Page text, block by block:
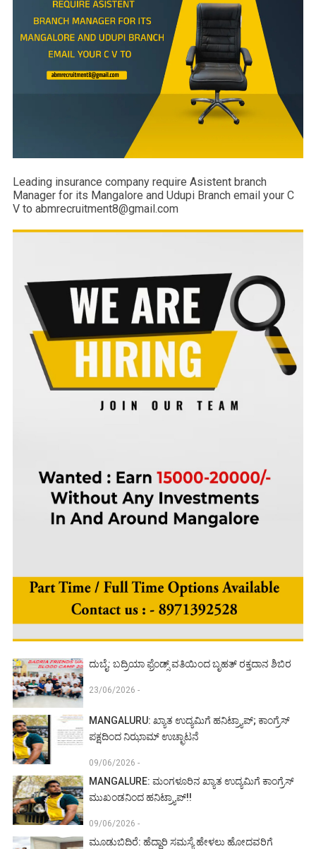
Leading insurance company require Asistent branch
Manager for its Mangalore and Udupi Branch email your C
V to abmrecruitment8@gmail.com
ದುಬೈ: ಬದ್ರಿಯಾ ಫ್ರೆಂಡ್ಸ್ ವತಿಯಿಂದ ಬೃಹತ್ ರಕ್ತದಾನ ಶಿಬಿರ
23/06/2026 -
MANGALURU: ಖ್ಯಾತ ಉದ್ಯಮಿಗೆ ಹನಿಟ್ರ್ಯಾಪ್; ಕಾಂಗ್ರೆಸ್
ಪಕ್ಷದಿಂದ ನಿಝಾಮ್ ಉಚ್ಛಾಟನೆ
09/06/2026 -
MANGALURE: ಮಂಗಳೂರಿನ ಖ್ಯಾತ ಉದ್ಯಮಿಗೆ ಕಾಂಗ್ರೆಸ್
ಮುಖಂಡನಿಂದ ಹನಿಟ್ರ್ಯಾಪ್!!
09/06/2026 -
ಮೂಡುಬಿದಿರೆ: ಹೆದ್ದಾರಿ ಸಮಸ್ಯೆ ಹೇಳಲು ಹೋದವರಿಗೆ